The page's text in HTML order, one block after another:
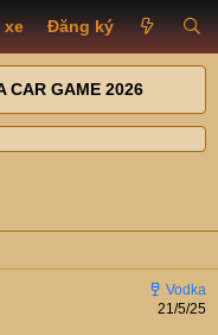
xe Đăng ký
CAR GAME 2026
21/5/25